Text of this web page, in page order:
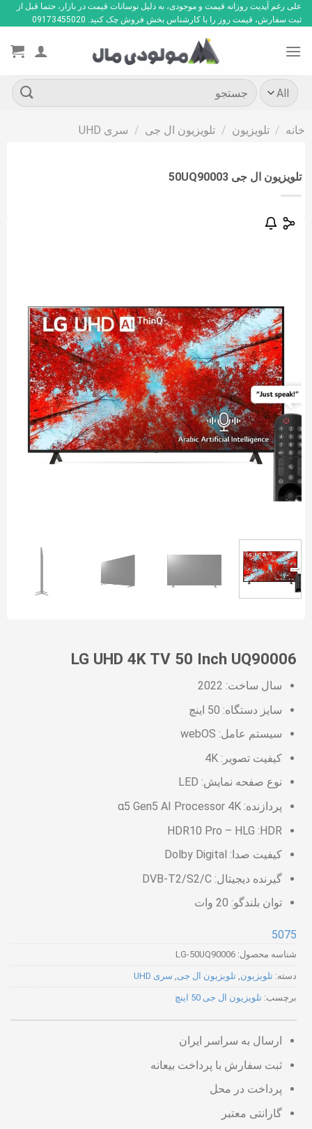
Skip
to
علی رغم آپدیت روزانه قیمت و موجودی، به دلیل نوسانات قیمت در بازار، حتما قبل از
ثبت سفارش، قیمت روز را با کارشناس بخش فروش چک کنید. 09173455020
جستجو
برای:
خانه / تلویزیون / تلویزیون ال جی / سری UHD
تلویزیون ال جی 50UQ90003
LG UHD 4K TV 50 Inch UQ90006
سال ساخت: 2022
سایز دستگاه: 50 اینچ
سیستم عامل: webOS
کیفیت تصویر: 4K
نوع صفحه نمایش: LED
پردازنده: α5 Gen5 AI Processor 4K
HDR10 Pro – HLG :HDR
کیفیت صدا:Dolby Digital
گیرنده دیجیتال:DVB-T2/S2/C
توان بلندگو:20 وات
75
50
شناسه محصول: LG-50UQ90006
دسته: تلویزیون, تلویزیون ال جی, سری UHD
برچسب: تلویزیون ال جی 50 اینچ
ارسال به سراسر ایران
ثبت سفارش با پرداخت بیعانه
پرداخت در محل
گارانتی معتبر